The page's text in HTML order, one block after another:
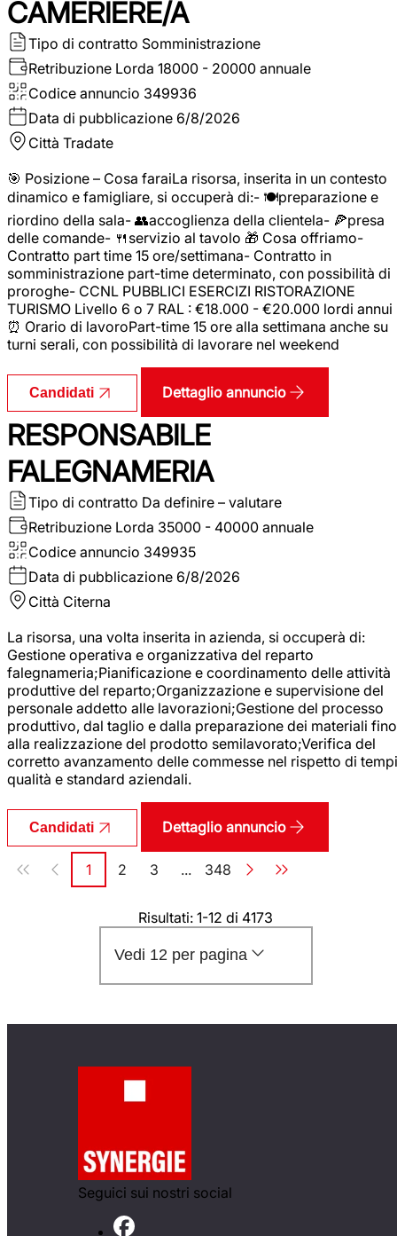
CAMERIERE/A
Tipo di contratto Somministrazione
Retribuzione Lorda 18000 - 20000 annuale
Codice annuncio 349936
Data di pubblicazione 6/8/2026
Città Tradate
🎯 Posizione – Cosa faraiLa risorsa, inserita in un contesto
dinamico e famigliare, si occuperà di:- 🍽️preparazione e
riordino della sala- 👥accoglienza della clientela- 🍕presa
delle comande- 🍴servizio al tavolo 🎁 Cosa offriamo-
Contratto part time 15 ore/settimana- Contratto in
somministrazione part-time determinato, con possibilità di
proroghe- CCNL PUBBLICI ESERCIZI RISTORAZIONE
TURISMO Livello 6 o 7 RAL : €18.000 - €20.000 lordi annui
⏰ Orario di lavoroPart-time 15 ore alla settimana anche su
turni serali, con possibilità di lavorare nel weekend
Candidati Dettaglio annuncio
RESPONSABILE
FALEGNAMERIA
Tipo di contratto Da definire – valutare
Retribuzione Lorda 35000 - 40000 annuale
Codice annuncio 349935
Data di pubblicazione 6/8/2026
Città Citerna
La risorsa, una volta inserita in azienda, si occuperà di:
Gestione operativa e organizzativa del reparto
falegnameria;Pianificazione e coordinamento delle attività
produttive del reparto;Organizzazione e supervisione del
personale addetto alle lavorazioni;Gestione del processo
produttivo, dal taglio e dalla preparazione dei materiali fino
alla realizzazione del prodotto semilavorato;Verifica del
corretto avanzamento delle commesse nel rispetto di
qualità e standard aziendali.
Candidati Dettaglio annuncio
Paginazione
Pagina
1 Pagina
2 Pagina
3 ... Pagina
348
Risultati: 1-12 di 4173
Vedi 12 per pagina
Seguici sui nostri social